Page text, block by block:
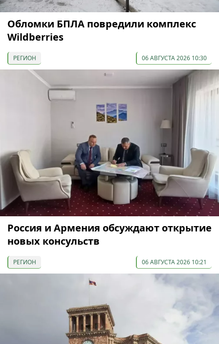
Обломки БПЛА повредили комплекс
Wildberries
РЕГИОН 06 АВГУСТА 2026 10:30
Россия и Армения обсуждают открытие
новых консульств
РЕГИОН 06 АВГУСТА 2026 10:21